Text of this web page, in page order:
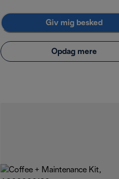
Giv mig besked
Opdag mere